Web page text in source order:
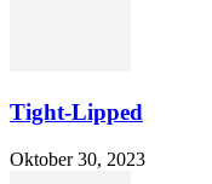
Tight-Lipped
Oktober 30, 2023